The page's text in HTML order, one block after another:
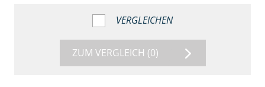
VERGLEICHEN
ZUM VERGLEICH (0)